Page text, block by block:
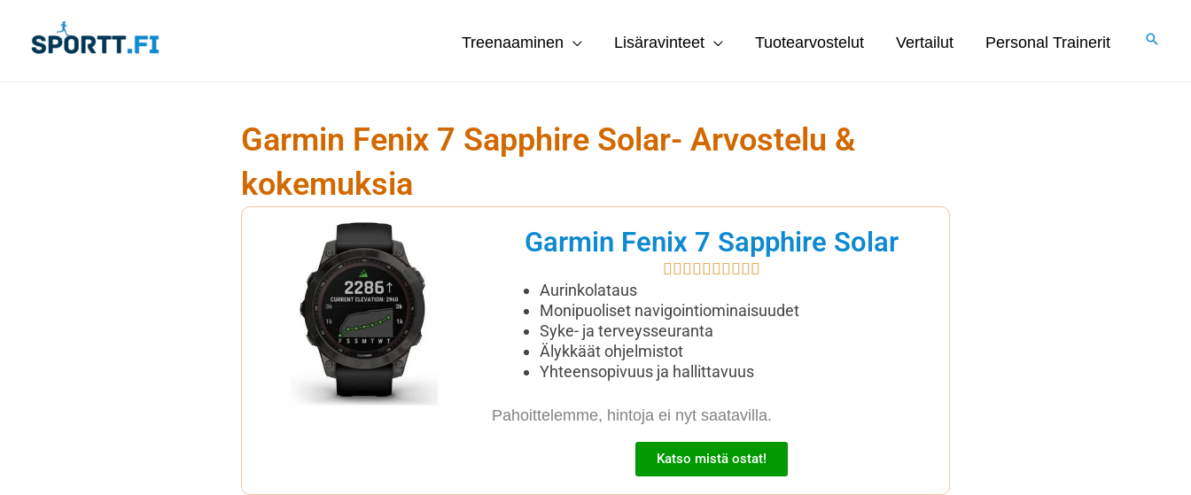
sisältöön
Treenaaminen Lisäravinteet Tuotearvostelut Vertailut Personal Trainerit
Garmin Fenix 7 Sapphire Solar- Arvostelu &
kokemuksia
Garmin Fenix 7 Sapphire Solar
         
out
Aurinkolataus
Monipuoliset navigointiominaisuudet
Syke- ja terveysseuranta
Älykkäät ohjelmistot
Yhteensopivuus ja hallittavuus
Pahoittelemme, hintoja ei nyt saatavilla.
Katso mistä ostat!